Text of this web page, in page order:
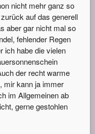
nicht mehr ganz so
auf das generell
aber gar nicht mal so
fehlender Regen
ich habe die vielen
der recht warme
mir kann ja immer
im Allgemeinen ab
gerne gestohlen